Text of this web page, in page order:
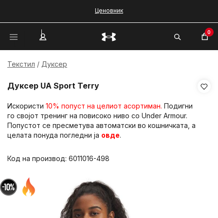
Ценовник
0
Текстил Дуксер
Дуксер UA Sport Terry
Искористи 10% попуст на целиот асортиман. Подигни
го својот тренинг на повисоко ниво со Under Armour.
Попустот се пресметува автоматски во кошничката, а
целата понуда погледни ја овде.
Код на производ: 6011016-498